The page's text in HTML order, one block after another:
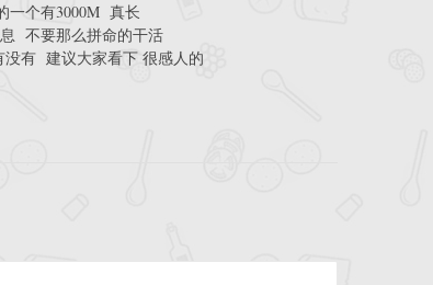
一个有3000M 真长
不要那么拼命的干活
没有 建议大家看下 很感人的